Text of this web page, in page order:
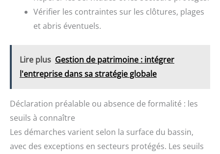
Vérifier les contraintes sur les clôtures, plages
et abris éventuels.
Lire plus Gestion de patrimoine : intégrer
l'entreprise dans sa stratégie globale
Déclaration préalable ou absence de formalité : les
seuils à connaître
Les démarches varient selon la surface du bassin,
avec des exceptions en secteurs protégés. Les seuils